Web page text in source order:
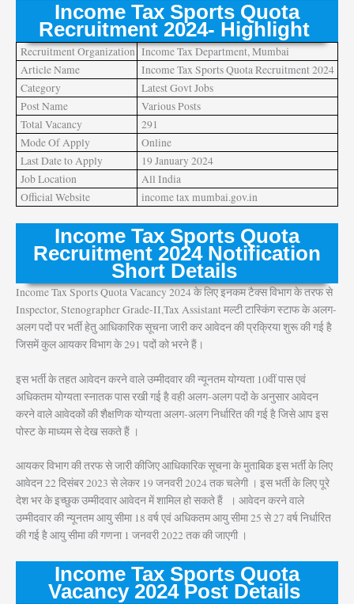
Income Tax Sports Quota
Recruitment 2024- Highlight
Recruitment Organization Income Tax Department, Mumbai
Article Name
Income Tax Sports Quota Recruitment 2024
Category
Latest Govt Jobs
Post Name
Various Posts
Total Vacancy
291
Mode Of Apply
Online
Last Date to Apply
19 January 2024
Job Location
All India
Official Website
income tax mumbai.gov.in
Income Tax Sports Quota
Recruitment 2024 Notification
Short Details
Income Tax Sports Quota Vacancy 2024 के लिए इनकम टैक्स विभाग के तरफ से
Inspector, Stenographer Grade-II,Tax Assistant मल्टी टास्किंग स्टाफके अलग-
अलग पदों पर भर्ती हेतु आधिकारिक सूचना जारी कर आवेदन की प्रक्रिया शुरू की गई है
जिसमें कुल आयकर विभाग के 291 पदों को भरने हैं।
इस भर्ती के तहत आवेदन करने वाले उम्मीदवार की न्यूनतम योग्यता 10वीं पास एवं
अधिकतम योग्यता स्नातक पास रखी गई है वही अलग-अलग पदों के अनुसार आवेदन
करने वाले आवेदकों की शैक्षणिक योग्यता अलग-अलग निर्धारित की गई है जिसे आप इस
पोस्ट के माध्यम से देख सकते हैं ।
आयकर विभाग की तरफ से जारी कीजिए आधिकारिक सूचना के मुताबिक इस भर्ती के लिए
आवेदन 22 दिसंबर 2023 से लेकर 19 जनवरी 2024 तक चलेगी । इस भर्ती के लिए पूरे
देश भर के इच्छुक उम्मीदवार आवेदन में शामिल हो सकते हैं । आवेदन करने वाले
उम्मीदवार की न्यूनतम आयु सीमा 18 वर्ष एवं अधिकतम आयु सीमा 25 से 27 वर्ष निर्धारित
की गई है आयु सीमा की गणना 1 जनवरी 2022 तक की जाएगी ।
Income Tax Sports Quota
Vacancy 2024 Post Details